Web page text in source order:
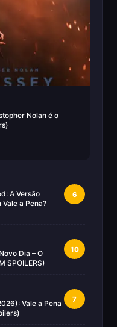
Nolan é o
A Versão
a Pena?
6
Dia – O
SPOILERS)
10
Vale a Pena
7